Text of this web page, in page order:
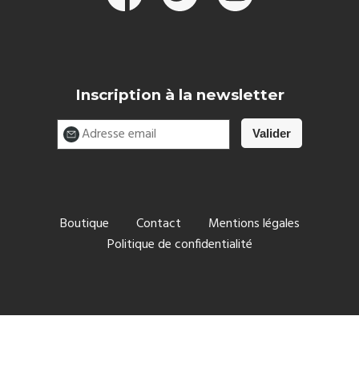
Inscription à la newsletter
Boutique Contact
Mentions légales
Politique de confidentialité